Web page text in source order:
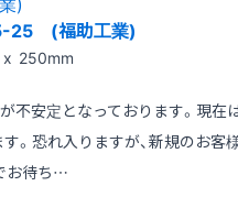
25 (福助工業)
x 250mm
不安定となっております。現在
。恐れ入りますが、新規のお客
お待ち…